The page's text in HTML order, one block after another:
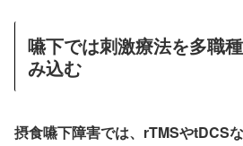
嚥下では刺激療法を多職
み込む
摂食嚥下障害では、rTMSやtDCS